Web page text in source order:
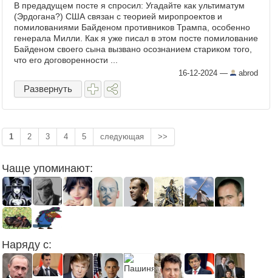
В предадущем посте я спросил: Угадайте как ультиматум
(Эрдогана?) США связан с теорией миропроектов и
помилованиями Байденом противников Трампа, особенно
генерала Милли. Как я уже писал в этом посте помилование
Байденом своего сына вызвано осознанием стариком того,
что его договоренности ...
16-12-2024 — abrod
Развернуть
1 2 3 4 5 следующая >>
Чаще упоминают:
Наряду с: